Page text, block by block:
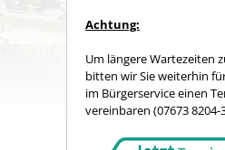
Achtung:
Um längere Wartezeiten
bitten wir Sie weiterhin
im Bürgerservice einen
vereinbaren (07673 8204-